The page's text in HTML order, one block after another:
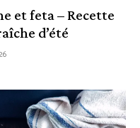
et feta – Recette
d’été